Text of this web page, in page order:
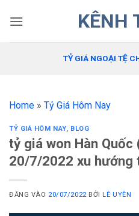
qua
KÊNH
TỶ GIÁ NGOẠI TỆ
Home » Tỷ Giá Hôm Nay
TỶ GIÁ HÔM NAY, BLOG
tỷ giá won Hàn Quốc
20/7/2022 xu hướng
ĐĂNG VÀO 20/07/2022 BỞI LÊ UYÊN